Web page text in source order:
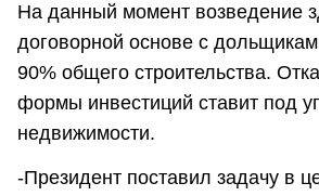
На данный момент возведение
договорной основе с
90% общего строительства.
формы инвестиций ставит под
недвижимости.
-Президент поставил задачу в